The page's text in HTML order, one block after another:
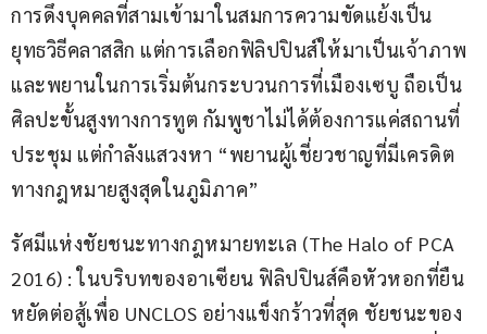
การดึงบุคคลที่สามเข้ามาในสมการความขัดแย้งเป็น
ยุทธวิธีคลาสสิก แต่การเลือกฟิลิปปินส์ให้มาเป็นเจ้าภาพ
และพยานในการเริ่มต้นกระบวนการที่เมืองเซบู ถือเป็น
ศิลปะขั้นสูงทางการทูต กัมพูชาไม่ได้ต้องการแค่สถานที่
ประชุม แต่กำลังแสวงหา “พยานผู้เชี่ยวชาญที่มีเครดิต
ทางกฎหมายสูงสุดในภูมิภาค”
รัศมีแห่งชัยชนะทางกฎหมายทะเล (The Halo of PCA
2016) : ในบริบทของอาเซียน ฟิลิปปินส์คือหัวหอกที่ยืน
หยัดต่อสู้เพื่อ UNCLOS อย่างแข็งกร้าวที่สุด ชัยชนะของ